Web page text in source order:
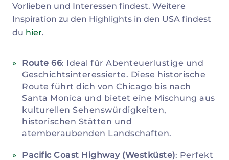
Vorlieben und Interessen findest. Weitere
Inspiration zu den Highlights in den USA findest
du hier.
Route 66: Ideal für Abenteuerlustige und
Geschichtsinteressierte. Diese historische
Route führt dich von Chicago bis nach
Santa Monica und bietet eine Mischung aus
kulturellen Sehenswürdigkeiten,
historischen Stätten und
atemberaubenden Landschaften.
Pacific Coast Highway (Westküste): Perfekt